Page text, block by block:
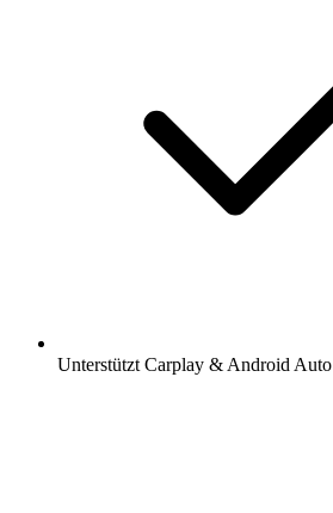
Unterstützt Carplay & Android Auto